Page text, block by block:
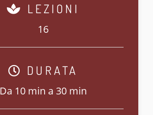
LEZIONI
16
DURATA
Da 10 min a 30 min